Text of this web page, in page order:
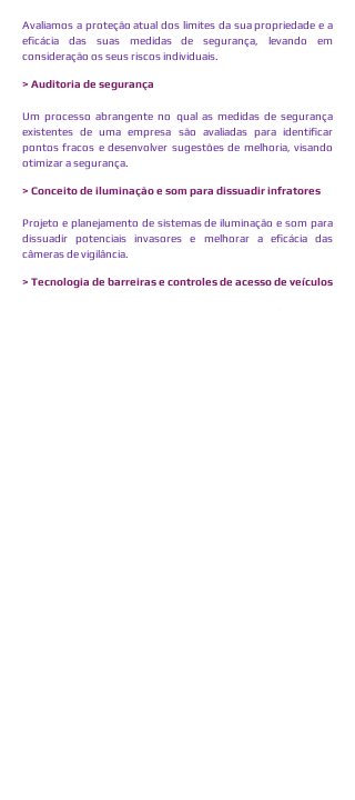
Avaliamos a proteção atual dos limites da sua propriedade e a
eficácia das suas medidas de segurança, levando em
consideração os seus riscos individuais.
> Auditoria de segurança
Um processo abrangente no qual as medidas de segurança
existentes de uma empresa são avaliadas para identificar
pontos fracos e desenvolver sugestões de melhoria, visando
otimizar a segurança.
> Conceito de iluminação e som para dissuadir infratores
Projeto e planejamento de sistemas de iluminação e som para
dissuadir potenciais invasores e melhorar a eficácia das
câmeras de vigilância.
> Tecnologia de barreiras e controles de acesso de veículos